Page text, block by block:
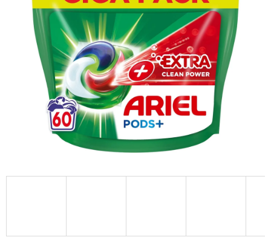
hviezdičiek.